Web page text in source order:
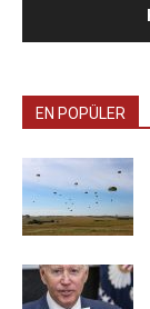
EN POPÜLER